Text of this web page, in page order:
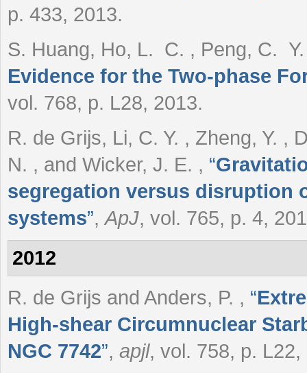
p. 433, 2013.
S. Huang, Ho, L. C. , Peng, C.
Evidence for the Two-phase
vol. 768, p. L28, 2013.
R. de Grijs, Li, C. Y. , Zheng, Y. ,
N. , and Wicker, J. E. , “
segregation versus disruption
systems”,ApJ, vol. 765, p. 4,
2012
R. de Grijs and Anders, P. , “
High-shear Circumnuclear
NGC 7742”, apjl, vol. 758, p. L22,